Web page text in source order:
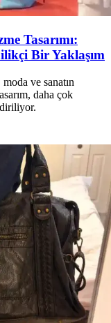
Tasarımı:
Bir Yaklaşım
ve sanatın
daha çok